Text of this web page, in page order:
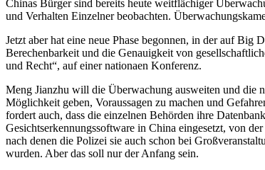
Chinas Bürger sind bereits heute weitflächiger
und Verhalten Einzelner beobachten.
Jetzt aber hat eine neue Phase begonnen, in der auf
Berechenbarkeit und die Genauigkeit von
und Recht“, auf einer nationaen Konferenz.
Meng Jianzhu will die Überwachung ausweiten und die
Möglichkeit geben, Voraussagen zu machen und
fordert auch, dass die einzelnen Behörden ihre
Gesichtserkennungssoftware in China eingesetzt, von
nach denen die Polizei sie auch schon bei
wurden. Aber das soll nur der Anfang sein.